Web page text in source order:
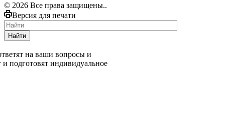
© 2026 Все права защищены..
Версия для печати
Найти
на ваши вопросы и
и подготовят индивидуальное